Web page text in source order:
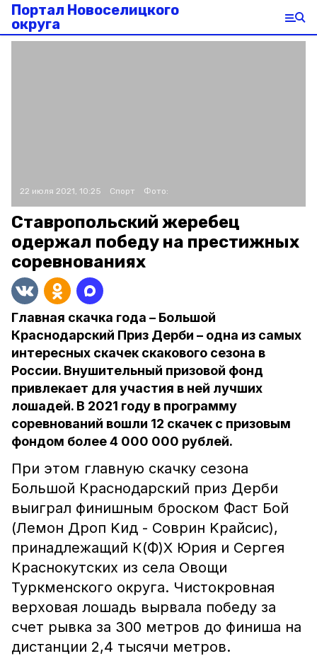
Портал Новоселицкого
округа
22 июля 2021, 10:25 Спорт Фото:
Ставропольский жеребец
одержал победу на престижных
соревнованиях
Главная скачка года – Большой
Краснодарский Приз Дерби – одна из самых
интересных скачек скакового сезона в
России. Внушительный призовой фонд
привлекает для участия в ней лучших
лошадей. В 2021 году в программу
соревнований вошли 12 скачек с призовым
фондом более 4 000 000 рублей.
При этом главную скачку сезона
Большой Краснодарский приз Дерби
выиграл финишным броском Фаст Бой
(Лeмoн Дpoп Kид - Coврин Kрайcиc),
принадлежащий К(Ф)Х Юрия и Сергея
Краснокутских из села Овощи
Туркменского округа. Чистокровная
верховая лошадь вырвала победу за
счет рывка за 300 метров до финиша на
дистанции 2,4 тысячи метров.